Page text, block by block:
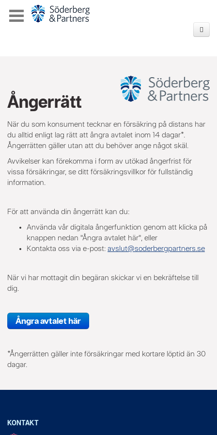
Ångerrätt
När du som konsument tecknar en försäkring på distans har
du alltid enligt lag rätt att ångra avtalet inom 14 dagar*.
Ångerrätten gäller utan att du behöver ange något skäl.
Avvikelser kan förekomma i form av utökad ångerfrist för
vissa försäkringar, se ditt försäkringsvillkor för fullständig
information.
För att använda din ångerrätt kan du:
Använda vår digitala ångerfunktion genom att klicka på
knappen nedan "Ångra avtalet här", eller
Kontakta oss via e-post: avslut@soderbergpartners.se
När vi har mottagit din begäran skickar vi en bekräftelse till
dig.
Ångra avtalet här
*Ångerrätten gäller inte försäkringar med kortare löptid än 30
dagar.
KONTAKT